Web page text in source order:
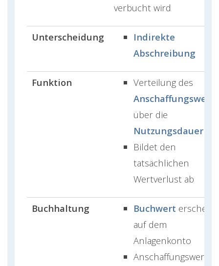
verbucht wird
Unterscheidung
Indirekte
Abschreibung
Funktion
Verteilung des
Anschaffungswerts
über die
Nutzungsdauer
Bildet den
tatsächlichen
Wertverlust ab
Buchhaltung Buchwert erscheint
auf dem
Anlagenkonto
Anschaffungswert